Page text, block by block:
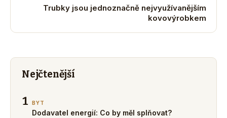
Trubky jsou jednoznačně nejvyužívanějším
kovovýrobkem
Nejčtenější
1 BYT
Dodavatel energií: Co by měl splňovat?